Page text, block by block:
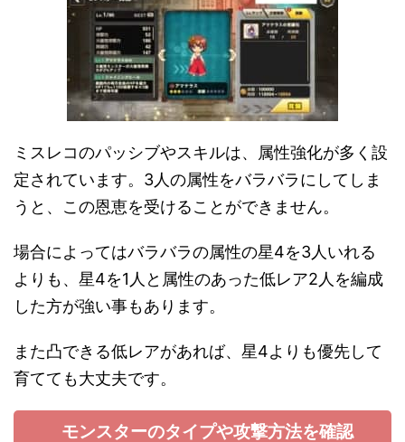
ミスレコのパッシブやスキルは、属性強化が多く設
定されています。3人の属性をバラバラにしてしま
うと、この恩恵を受けることができません。
場合によってはバラバラの属性の星4を3人いれる
よりも、星4を1人と属性のあった低レア2人を編成
した方が強い事もあります。
また凸できる低レアがあれば、星4よりも優先して
育てても大丈夫です。
モンスターのタイプや攻撃方法を確認